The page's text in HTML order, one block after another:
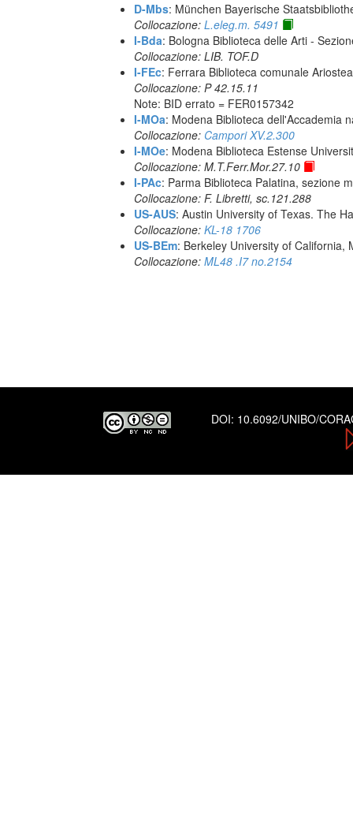
D-Mbs: München Bayerische
Collocazione: L.eleg.m. 5491
I-Bda: Bologna Biblioteca delle Arti -
Collocazione: LIB. TOF.D
I-FEc: Ferrara Biblioteca comunale Ariostea
Collocazione: P 42.15.11
Note: BID errato = FER0157342
I-MOa: Modena Biblioteca dell'Accademia
Collocazione: Campori XV.2.300
I-MOe: Modena Biblioteca Estense
Collocazione: M.T.Ferr.Mor.27.10
I-PAc: Parma Biblioteca Palatina, sezione
Collocazione: F. Libretti, sc.121.288
US-AUS: Austin University of Texas. The
Collocazione: KL-18 1706
US-BEm: Berkeley University of California,
Collocazione: ML48 .I7 no.2154
DOI: 10.6092/UNIBO/